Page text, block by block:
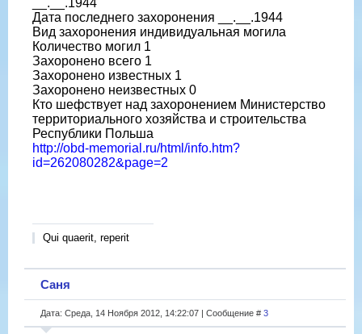
__.__.1944
Дата последнего захоронения __.__.1944
Вид захоронения индивидуальная могила
Количество могил 1
Захоронено всего 1
Захоронено известных 1
Захоронено неизвестных 0
Кто шефствует над захоронением Министерство
территориального хозяйства и строительства
Республики Польша
http://obd-memorial.ru/html/info.htm?
id=262080282&page=2
Qui quaerit, reperit
Саня
Дата: Среда, 14 Ноября 2012, 14:22:07 | Сообщение # 3